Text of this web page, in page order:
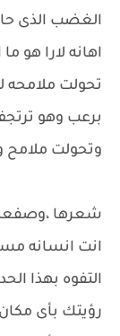
الغضب الذى
اهانه لارا هو
تحولت ملامحه
برعب وهو
وتحولت ملامح
شعرها
انت انسانه
التفوه بهذا
رؤيتك بأى